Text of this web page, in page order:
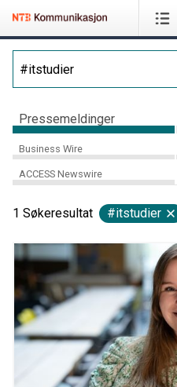
Pressemeldinger
Business Wire
ACCESS Newswire
1 Søkeresultat #itstudier